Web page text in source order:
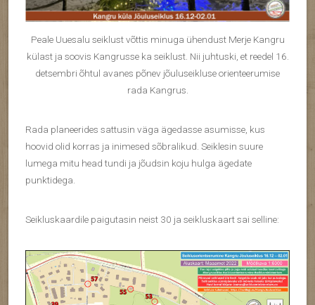
Peale Uuesalu seiklust võttis minuga ühendust Merje Kangru
külast ja soovis Kangrusse ka seiklust. Nii juhtuski, et reedel 16.
detsembri õhtul avanes põnev jõuluseikluse orienteerumise
rada Kangrus.
Rada planeerides sattusin väga ägedasse asumisse, kus
hoovid olid korras ja inimesed sõbralikud. Seiklesin suure
lumega mitu head tundi ja jõudsin koju hulga ägedate
punktidega.
Seikluskaardile paigutasin neist 30 ja seikluskaart sai selline: